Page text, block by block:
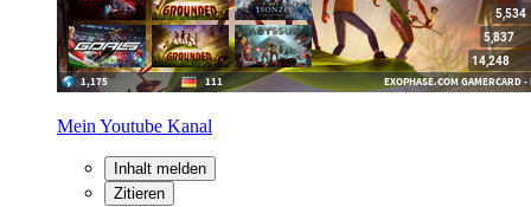
Mein Youtube Kanal
Inhalt melden
Zitieren